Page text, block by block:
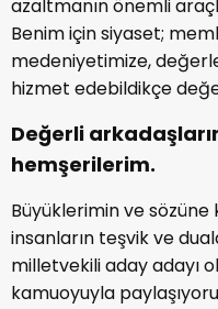
azaltmanın önemli
Benim için siyaset;
medeniyetimize,
hizmet edebildikçe
Değerli
hemşerilerim.
Büyüklerimin ve
insanların teşvik ve
milletvekili aday adayı
kamuoyuyla